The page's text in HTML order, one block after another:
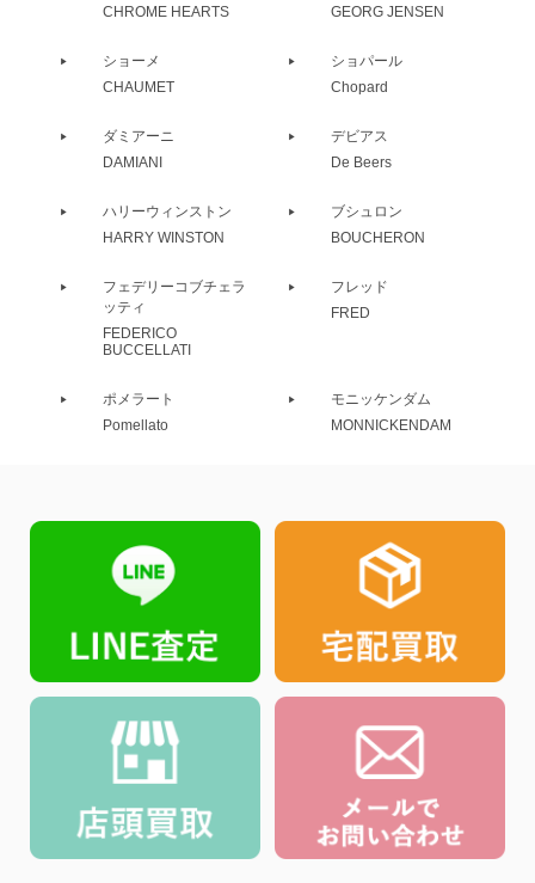
CHROME HEARTS
GEORG JENSEN
ショーメ
CHAUMET
ショパール
Chopard
ダミアーニ
DAMIANI
デビアス
De Beers
ハリーウィンストン
HARRY WINSTON
ブシュロン
BOUCHERON
フェデリーコブチェラ
ッティ
FEDERICO
BUCCELLATI
フレッド
FRED
ポメラート
Pomellato
モニッケンダム
MONNICKENDAM